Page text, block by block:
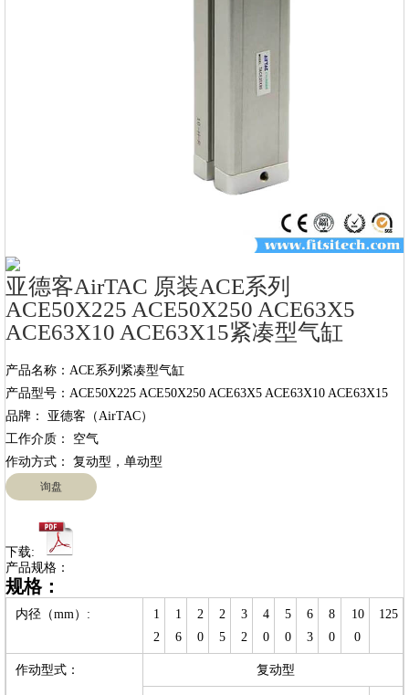
亚德客AirTAC 原装ACE系列
ACE50X225 ACE50X250 ACE63X5
ACE63X10 ACE63X15紧凑型气缸
产品名称：ACE系列紧凑型气缸
产品型号：ACE50X225 ACE50X250 ACE63X5 ACE63X10 ACE63X15
品牌： 亚德客（AirTAC）
工作介质： 空气
询盘
下载:
产品规格：
规格：
内径（mm）:
1
2
1
6
2
0
2
5
3
2
4
0
5
0
6
3
8
0
10
0
125
作动型式： 复动型